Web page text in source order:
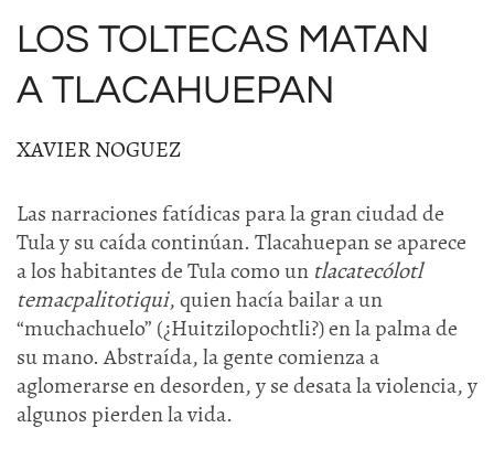
LOS TOLTECAS MATAN
A TLACAHUEPAN
XAVIER NOGUEZ
Las narraciones fatídicas para la gran ciudad de
Tula y su caída continúan. Tlacahuepan se aparece
a los habitantes de Tula como un tlacatecólotl
temacpalitotiqui, quien hacía bailar a un
“muchachuelo” (¿Huitzilopochtli?) en la palma de
su mano. Abstraída, la gente comienza a
aglomerarse en desorden, y se desata la violencia, y
algunos pierden la vida.